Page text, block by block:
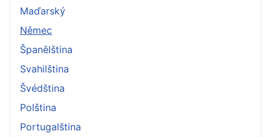
Maďarský
Němec
Španělština
Svahilština
Švédština
Polština
Portugalština